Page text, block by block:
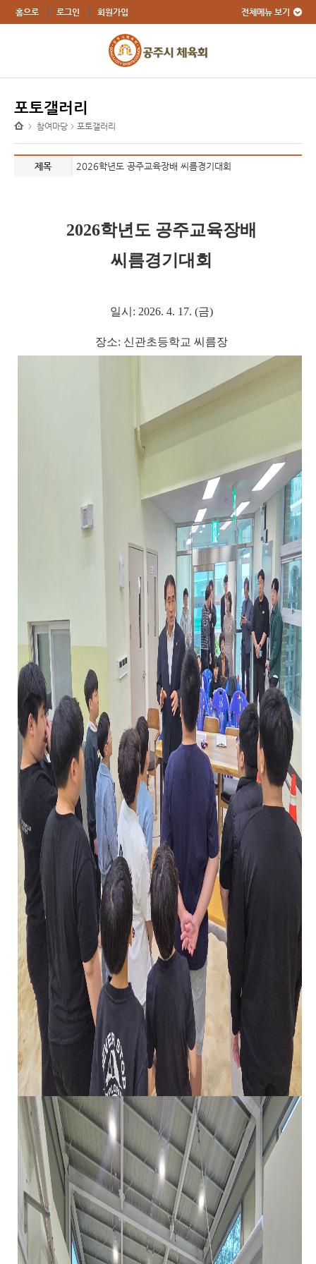
홈으로 로그인 회원가입 전체메뉴 보기
포토갤러리
> 참여마당 > 포토갤러리
제목 2026학년도 공주교육장배 씨름경기대회
2026학년도 공주교육장배
씨름경기대회
일시: 2026. 4. 17. (금)
장소: 신관초등학교 씨름장